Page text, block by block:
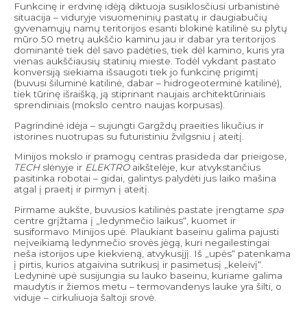
Funkcinę ir erdvinę idėją diktuoja susiklosčiusi urbanistinė
situacija – viduryje visuomeninių pastatų ir daugiabučių
gyvenamųjų namų teritorijos esanti blokinė katilinė su plytų
mūro 50 metrų aukščio kaminu jau ir dabar yra teritorijos
dominantė tiek dėl savo padėties, tiek dėl kamino, kuris yra
vienas aukščiausių statinių mieste. Todėl vykdant pastato
konversiją siekiama išsaugoti tiek jo funkcinę prigimtį
(buvusi šiluminė katilinė, dabar – hidrogeoterminė katilinė),
tiek tūrinę išraišką, ją stiprinant naujais architektūriniais
sprendiniais (mokslo centro naujas korpusas).
Pagrindinė idėja – sujungti Gargždų praeities likučius ir
istorines nuotrupas su futuristiniu žvilgsniu į ateitį.
Minijos mokslo ir pramogų centras prasideda dar prieigose,
TECHslėnyje ir ELEKTROaikštelėje, kur atvykstančius
pasitinka robotai – gidai, galintys palydėti jus laiko mašina
atgal į praeitį ir pirmyn į ateitį.
Pirmame aukšte, buvusios katilinės pastate įrengtame spa
centre grįžtama į „ledynmečio laikus“, kuomet ir
susiformavo Minijos upė. Plaukiant baseinu galima pajusti
neįveikiamą ledynmečio srovės jėgą, kuri negailestingai
neša istorijos upe kiekvieną, atvykusįjį. Iš „upės“ patenkama
į pirtis, kurios atgaivina sutrikusį ir pasimetusį „keleivį“.
Ledyninė upė susijungia su lauko baseinu, kuriame galima
maudytis ir žiemos metu – termovandenys lauke yra šilti, o
viduje – cirkuliuoja šaltoji srovė.